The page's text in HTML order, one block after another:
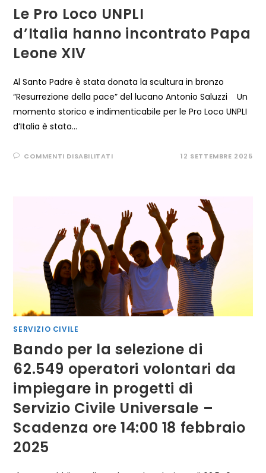
Le Pro Loco UNPLI
d’Italia hanno incontrato Papa
Leone XIV
Al Santo Padre è stata donata la scultura in bronzo
“Resurrezione della pace” del lucano Antonio Saluzzi Un
momento storico e indimenticabile per le Pro Loco UNPLI
d’Italia è stato…
COMMENTI DISABILITATISU
LEONE
XIV
12 SETTEMBRE 2025
SERVIZIO CIVILE
Bando per la selezione di
62.549 operatori volontari da
impiegare in progetti di
Servizio Civile Universale –
Scadenza ore 14:00 18 febbraio
2025